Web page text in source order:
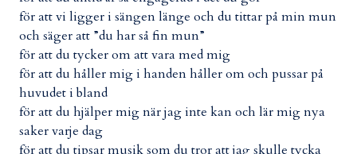
för att vi ligger i sängen länge och du tittar på min mun
och säger att ”du har så fin mun”
för att du tycker om att vara med mig
för att du håller mig i handen håller om och pussar på
huvudet i bland
för att du hjälper mig när jag inte kan och lär mig nya
saker varje dag
för att du tipsar musik som du tror att jag skulle tycka